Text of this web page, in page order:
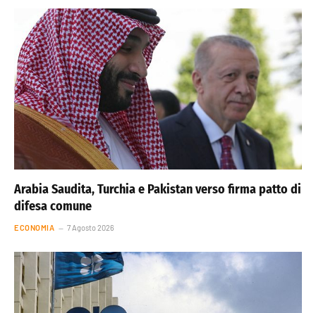
Arabia Saudita, Turchia e Pakistan verso firma patto di
difesa comune
ECONOMIA 7 Agosto 2026